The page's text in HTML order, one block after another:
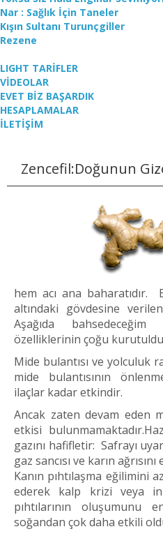
Nar : Sağlık İçin Taneler
Kışın Sultanı Turunçgiller
Rezene
LIGHT TARİFLER
VİDEOLAR
EVET BİZ BAŞARDIK
HESAPLAMALAR
İLETİŞİM
Zencefil:Doğunun
hem acı ana
altındaki gövdesine
Aşağıda
özelliklerinin çoğu
Mide bulantısı ve yolculuk
mide bulantısının
ilaçlar kadar etkindir.
Ancak zaten devam eden
etkisi
gazını hafifletir: Safrayı
gaz sancısı ve karın
Kanın pıhtılaşma eğilimini
ederek kalp krizi veya
pıhtılarının oluşumunu
soğandan çok daha etkili